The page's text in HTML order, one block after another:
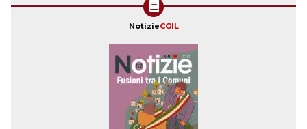
NotizieCGIL